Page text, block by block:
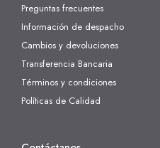
Preguntas frecuentes
Información de despacho
Cambios y devoluciones
Transferencia Bancaria
Términos y condiciones
Políticas de Calidad